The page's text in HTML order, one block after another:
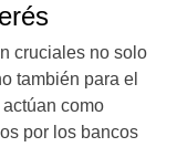
cruciales no solo
también para el
como
por los bancos